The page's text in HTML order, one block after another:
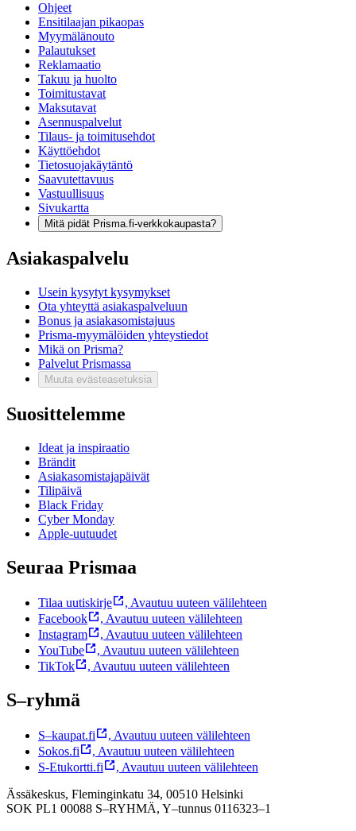
Ohjeet
Ensitilaajan pikaopas
Myymälänouto
Palautukset
Reklamaatio
Takuu ja huolto
Toimitustavat
Maksutavat
Asennuspalvelut
Tilaus- ja toimitusehdot
Käyttöehdot
Tietosuojakäytäntö
Saavutettavuus
Vastuullisuus
Sivukartta
Mitä pidät Prisma.fi-verkkokaupasta?
Asiakaspalvelu
Usein kysytyt kysymykset
Ota yhteyttä asiakaspalveluun
Bonus ja asiakasomistajuus
Prisma-myymälöiden yhteystiedot
Mikä on Prisma?
Palvelut Prismassa
Muuta evästeasetuksia
Suosittelemme
Ideat ja inspiraatio
Brändit
Asiakasomistajapäivät
Tilipäivä
Black Friday
Cyber Monday
Apple-uutuudet
Seuraa Prismaa
Tilaa uutiskirje , Avautuu uuteen välilehteen
Facebook
, Avautuu uuteen välilehteen
Instagram
, Avautuu uuteen välilehteen
YouTube
, Avautuu uuteen välilehteen
TikTok
, Avautuu uuteen välilehteen
S–ryhmä
S–kaupat.fi , Avautuu uuteen välilehteen
Sokos.fi
, Avautuu uuteen välilehteen
S-Etukortti.fi
, Avautuu uuteen välilehteen
Ässäkeskus, Fleminginkatu 34, 00510 Helsinki
SOK PL1 00088 S–RYHMÄ, Y–tunnus 0116323–1